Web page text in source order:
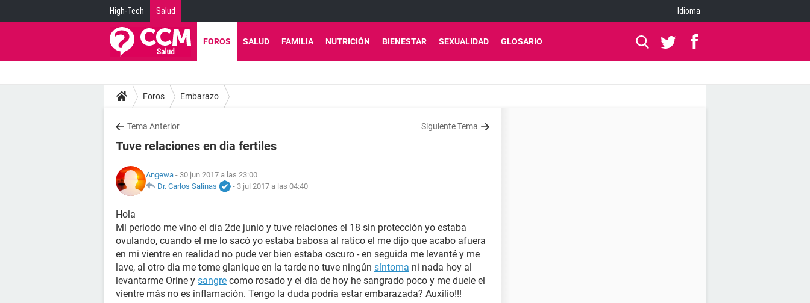
High-Tech Salud Idioma
FOROS SALUD FAMILIA NUTRICIÓN BIENESTAR SEXUALIDAD GLOSARIO
Foros Embarazo
Tema Anterior Siguiente Tema
Tuve relaciones en dia fertiles
Angewa - 30 jun 2017 a las 23:00
Dr. Carlos Salinas
- 3 jul 2017 a las 04:40
Hola
Mi periodo me vino el día 2de junio y tuve relaciones el 18 sin protección yo estaba
ovulando, cuando el me lo sacó yo estaba babosa al ratico el me dijo que acabo afuera
en mi vientre en realidad no pude ver bien estaba oscuro - en seguida me levanté y me
lave, al otro dia me tome glanique en la tarde no tuve ningún síntoma ni nada hoy al
levantarme Orine y sangre como rosado y el dia de hoy he sangrado poco y me duele el
vientre más no es inflamación. Tengo la duda podría estar embarazada? Auxilio!!!